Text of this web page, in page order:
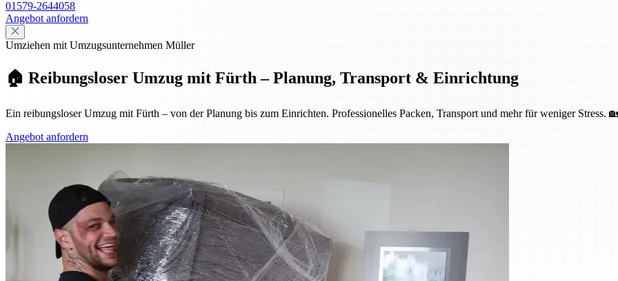
01579-2644058
Angebot anfordern
Umziehen mit Umzugsunternehmen Müller
🏠 Reibungsloser Umzug mit Fürth – Planung, Transport & Einrichtung
Ein reibungsloser Umzug mit Fürth – von der Planung bis zum Einrichten. Professionelles Packen, Transport und mehr für weniger Stress.
Angebot anfordern